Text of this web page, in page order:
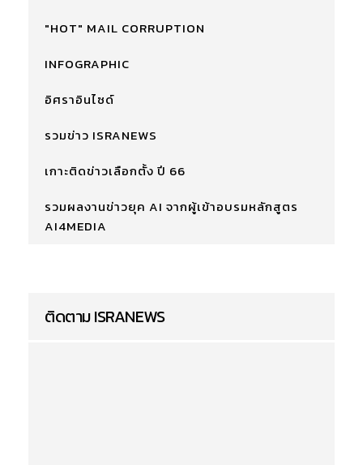
"HOT" MAIL CORRUPTION
INFOGRAPHIC
อิศราอินไซด์
รวมข่าว ISRANEWS
เกาะติดข่าวเลือกตั้ง ปี 66
รวมผลงานข่าวยุค AI จากผู้เข้าอบรมหลักสูตร
AI4MEDIA
ติดตาม ISRANEWS